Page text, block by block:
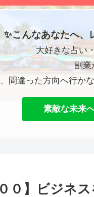
✨こんなあなたへ、
大好きな占い
副業
間違った方向へ行か
素敵な未来
０】ビジネ